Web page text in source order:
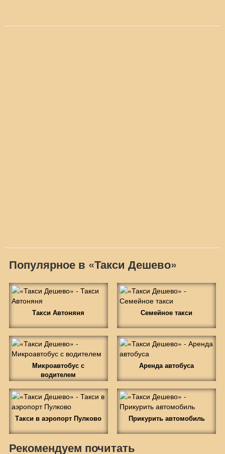
Популярное в «Такси Дешево»
Такси Автоняня Семейное такси
Микроавтобус с
водителем
Аренда автобуса
Такси в аэропорт Пулково Прикурить автомобиль
Рекомендуем почитать